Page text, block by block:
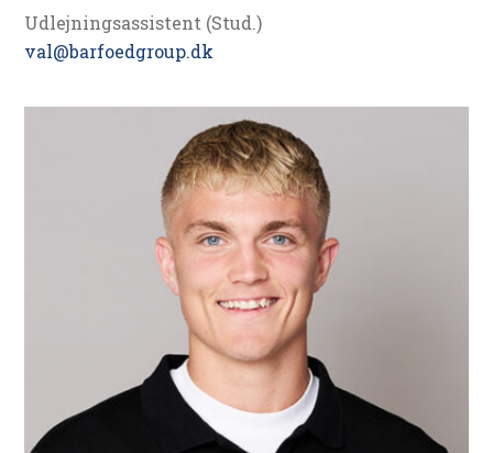
Udlejningsassistent (Stud.)
val@barfoedgroup.dk